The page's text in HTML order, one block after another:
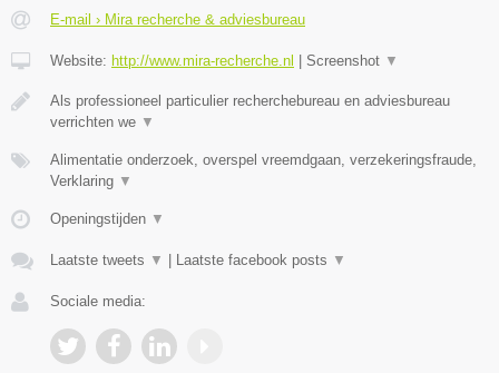
E-mail › Mira recherche & adviesbureau
Website: http://www.mira-recherche.nl Screenshot ▼
Als professioneel particulier recherchebureau en adviesbureau
verrichten we ▼
Alimentatie onderzoek, overspel vreemdgaan, verzekeringsfraude,
Verklaring ▼
Openingstijden ▼
Laatste tweets ▼ Laatste facebook posts ▼
Sociale media: